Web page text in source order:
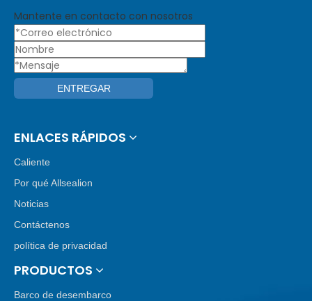
Mantente en contacto con nosotros
ENTREGAR
ENLACES RÁPIDOS
Caliente
Por qué Allsealion
Noticias
Contáctenos
política de privacidad
PRODUCTOS
Barco de desembarco